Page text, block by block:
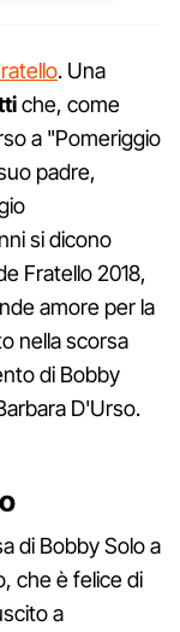
. Una
che, come
a "Pomeriggio
padre,
si dicono
Fratello 2018,
amore per la
nella scorsa
di Bobby
D'Urso.
di Bobby Solo a
che è felice di
a